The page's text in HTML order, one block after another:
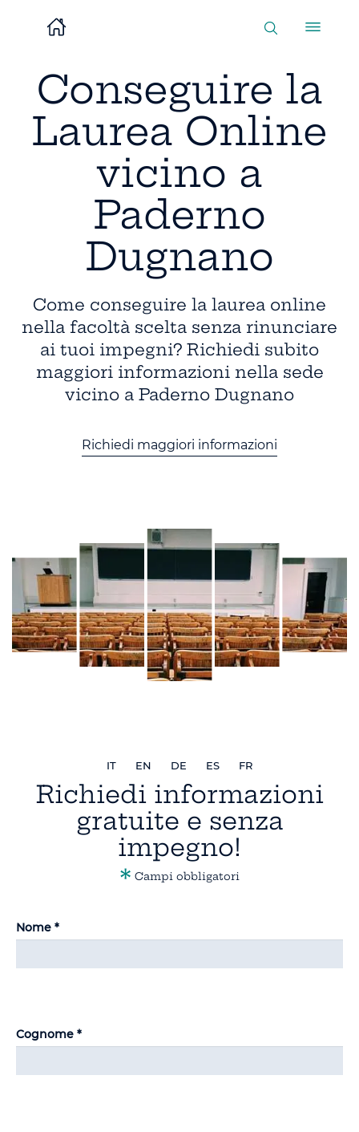
Conseguire la
Laurea Online
vicino a
Paderno
Dugnano
Come conseguire la laurea online
nella facoltà scelta senza rinunciare
ai tuoi impegni? Richiedi subito
maggiori informazioni nella sede
vicino a Paderno Dugnano
Richiedi maggiori informazioni
IT EN DE ES FR
Richiedi informazioni
gratuite e senza
impegno!
* Campi obbligatori
Nome *
Cognome *